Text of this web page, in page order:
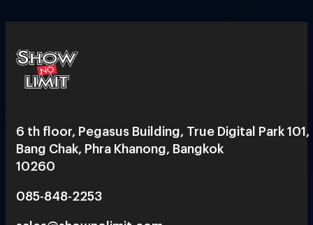
6 th floor, Pegasus Building, True Digital Park 101,
Bang Chak, Phra Khanong, Bangkok
10260
085-848-2253